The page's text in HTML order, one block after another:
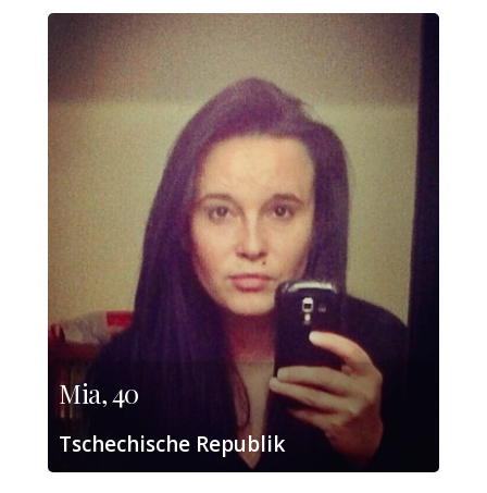
Mia, 40
Tschechische Republik